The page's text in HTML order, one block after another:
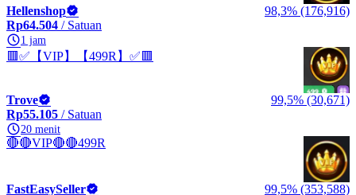
Hellenshop
98,3% (176,916)
Rp64.504 / Satuan
1 jam
🟥✅【VIP】【499R】✅🟥
Trove
99,5% (30,671)
Rp55.105 / Satuan
20 menit
🔴🔴VIP🔴🔴499R
FastEasySeller
99,5% (353,588)